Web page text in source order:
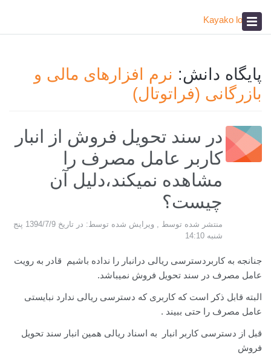
آکادمی
پایگاه دانش: نرم افزارهای مالی و
بازرگانی (فراتوتال)
در سند تحویل فروش از انبار
کاربر عامل مصرف را
مشاهده نمیکند،دلیل آن
چیست؟
منتشر شده توسط , ویرایش شده توسط: در تاریخ 1394/7/9 پنج
شنبه 14:10
جنانجه به کاربردسترسی ریالی درانبار را نداده باشیم قادر به رویت
عامل مصرف در سند تحویل فروش نمیباشد.
البته قابل ذکر است که کاربری که دسترسی ریالی ندارد نبایستی
عامل مصرف را حتی ببیند .
قبل از دسترسی کاربر انبار به اسناد ریالی همین انبار سند تحویل
فروش